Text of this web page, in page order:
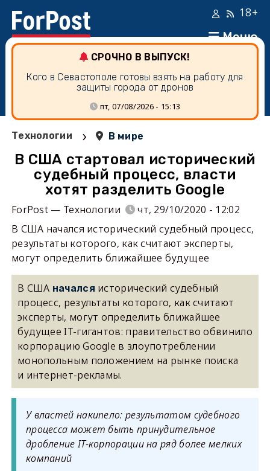
Меню
18+
СРОЧНО В ВЫПУСК!
Кого в Севастополе готовы взять на работу для
защиты города от дронов
пт, 07/08/2026 - 15:13
Технологии › В мире
В США стартовал исторический
судебный процесс, власти
хотят разделить Google
ForPost — Технологии
чт, 29/10/2020 - 12:02
В США начался исторический судебный процесс,
результаты которого, как считают эксперты,
могут определить ближайшее будущее
В США начался исторический судебный
процесс, результаты которого, как считают
эксперты, могут определить ближайшее
будущее IT-гигантов: правительство обвинило
корпорацию Google в злоупотреблении
монопольным положением на рынке поиска
и интернет-рекламы.
У властей накипело: результатом судебного
процесса может быть принудительное
дробление IT-корпорации на ряд более мелких
компаний